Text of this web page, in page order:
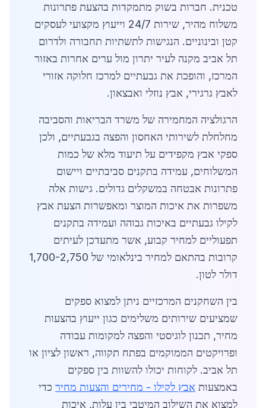
טכנית. חברות בשוק מתמקדות בהצעת פתרונות
משלוח מהיר, שירות 24/7 וייעוץ מקצועי לעסקים
קטן ובינוניים. הנגישות לתשתיות תחבורה ולדרום
תל אביב מקנה לעיר יתרון מול ערים אחרות באזור
המרכז, והופכת את גבעתיים למרכז חלוקה אזורי
לאבץ גרגירי, אבץ נוזלי ואבצאון.
הרגולציה המחמירה של משרד הבריאות והסביבה
מחלחלת לשירותי האחסון והפצה בגבעתיים, ולכן
ספקי אבץ מקפידים על תיעוד מלא של כמות
המשלוחים, עמידה בתקנים סביבתיים ויישום
פתרונות אבטחה במשקלים גדולים. גישות אלה
משפרות את איכות המוצר ומאפשרות הצעת אבץ
לקילו גבעתיים באיכות גבוהה ועמידה בתקנים
תפעוליים למחיר קבוע, אשר מתעדכן לעיתים
קרובות בהתאם למחיר בינלאומי של 1,700-2,750
דולר לטון.
בין השחקנים המרכזיים ניתן למצוא ספקים
שמציעים שירותים משלימים כגון ייעוץ בהצעות
מחיר, תכנון לוגיסטי והפצה למקומות עבודה
ופרויקטים הממוקמים בפתח תקווה, ראשון לציון או
תל אביב. לקוחות יכולו להשוות בין ספקים
באמצעות אבץ לקילו - מחירים והצעות מחיר כדי
למצוא את השילוב המיטבי בין עלות, איכות